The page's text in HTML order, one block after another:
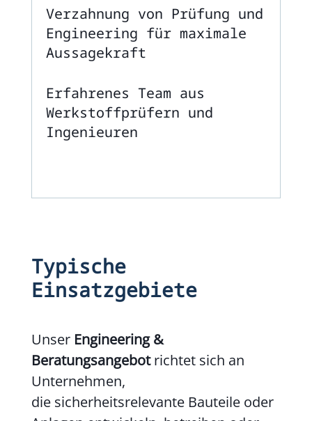
Verzahnung von Prüfung und
Engineering für maximale
Aussagekraft
Erfahrenes Team aus
Werkstoffprüfern und
Ingenieuren
Typische
Einsatzgebiete
Unser Engineering &
Beratungsangebotrichtet sich an
Unternehmen,
die sicherheitsrelevante Bauteile oder